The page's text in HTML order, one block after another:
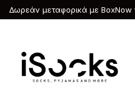
Δωρεάν μεταφορικά με